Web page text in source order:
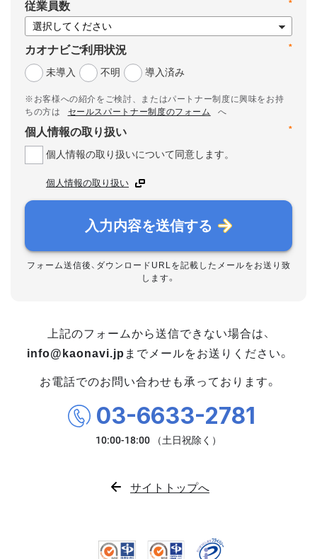
*
従業員数
*
カオナビご利用状況
未導入
不明 導入済み
※お客様への紹介をご検討、またはパートナー制度に興味をお持
ちの方は
セールスパートナー制度のフォーム
へ
*
個人情報の取り扱い
個人情報の取り扱いについて同意します。
個人情報の取り扱い
入力内容を送信する
フォーム送信後、ダウンロードURLを記載したメールをお送り致
します。
上記のフォームから送信できない場合は、
info@kaonavi.jp までメールをお送りください。
お電話でのお問い合わせも承っております。
03-6633-2781
サイトトップへ